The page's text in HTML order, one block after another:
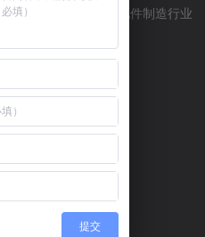
配件制造行业
telephone
技术支持：网站建设
提交